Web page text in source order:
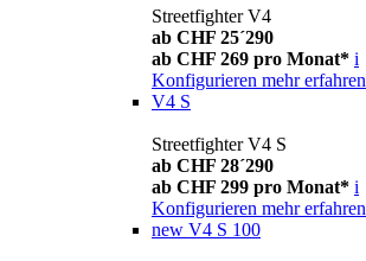
Streetfighter V4
ab CHF 25´290
ab CHF 269 pro Monat* i
Konfigurieren mehr erfahren
V4 S
Streetfighter V4 S
ab CHF 28´290
ab CHF 299 pro Monat* i
Konfigurieren mehr erfahren
new V4 S 100